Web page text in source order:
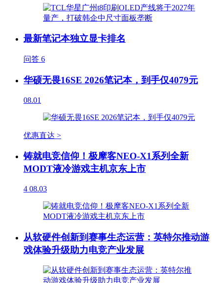
最新笔记本独立显卡排名
问答 6
华硕无畏16SE 2026笔记本，到手仅4079元
08.01
优惠直达 >
铸就电竞信仰！极摩客NEO-X1系列全新
MODT液冷游戏主机京东上市
4 08.03
从软硬件创新到赛事生态运营：英特尔推动游
戏体验升级助力电竞产业发展